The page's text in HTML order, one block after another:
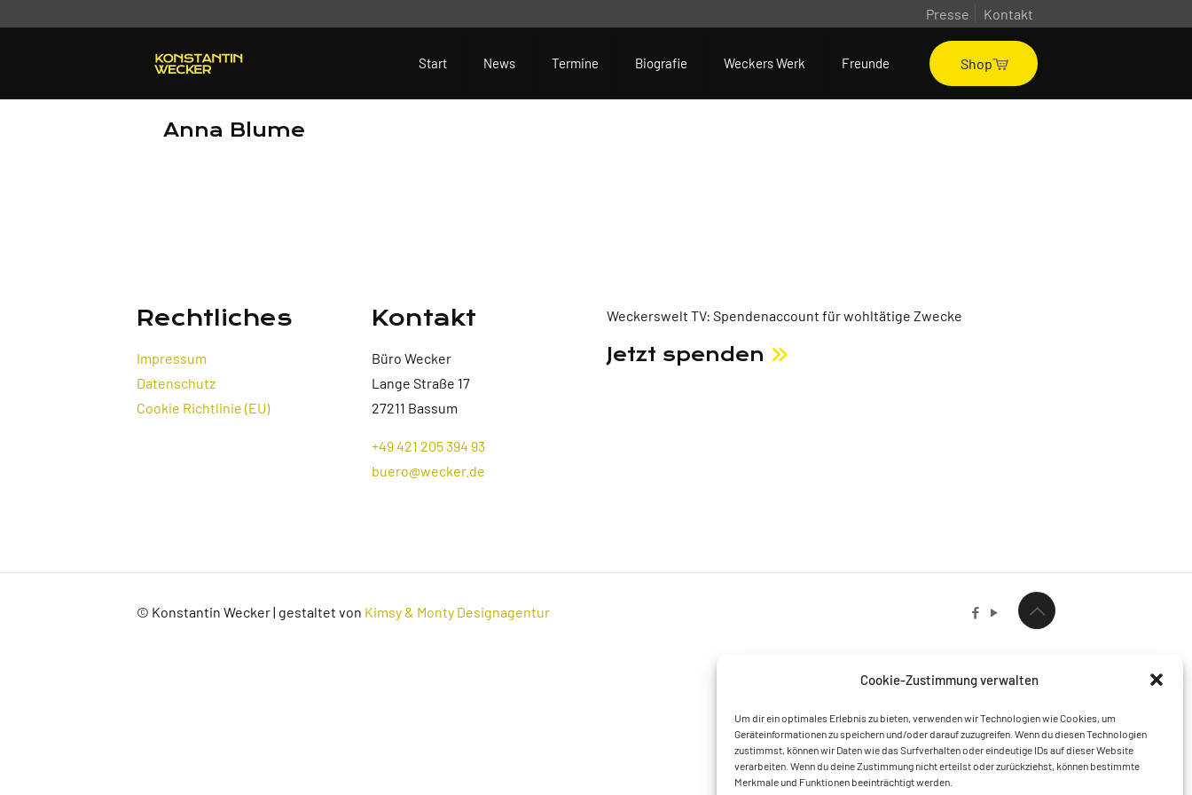
Cookie-Zustimmung verwalten
Um dir ein optimales Erlebnis zu bieten, verwenden wir Technologien wie Cookies, um
Geräteinformationen zu speichern und/oder darauf zuzugreifen. Wenn du diesen Technologien
zustimmst, können wir Daten wie das Surfverhalten oder eindeutige IDs auf dieser Website
verarbeiten. Wenn du deine Zustimmung nicht erteilst oder zurückziehst, können bestimmte
Merkmale und Funktionen beeinträchtigt werden.
Presse Kontakt
Start News Termine Biografie Weckers Werk Freunde Shop
Anna Blume
Rechtliches
Impressum
Datenschutz
Cookie Richtlinie (EU)
Kontakt
Büro Wecker
Lange Straße 17
27211 Bassum
+49 421 205 394 93
buero@wecker.de
Weckerswelt TV: Spendenaccount für wohltätige Zwecke
Jetzt spenden
© Konstantin Wecker | gestaltet von Kimsy & Monty Designagentur